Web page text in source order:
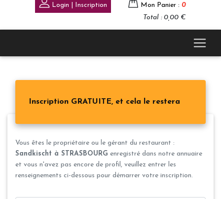
Login | Inscription Mon Panier : 0
Total : 0,00 €
Inscription GRATUITE, et cela le restera
Vous êtes le propriétaire ou le gérant du restaurant :
Sandkischt à STRASBOURG enregistré dans notre annuaire
et vous n'avez pas encore de profil, veuillez entrer les
renseignements ci-dessous pour démarrer votre inscription.